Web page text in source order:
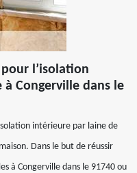
l’isolation
Congerville dans le
intérieure par laine de
Dans le but de réussir
à Congerville dans le 91740 ou